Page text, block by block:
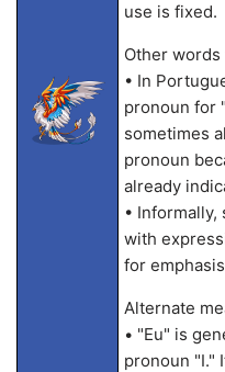
use is fixed.
Other words
• In
pronoun for
sometimes
pronoun
already
•
with
for
Alternate
• "Eu" is
pronoun "I."